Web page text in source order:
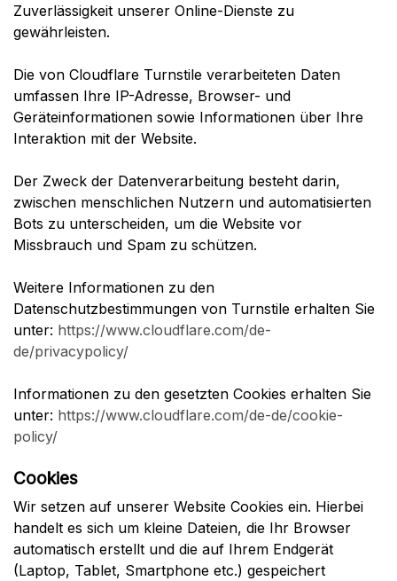
Zuverlässigkeit unserer Online-Dienste zu
gewährleisten.
Die von Cloudflare Turnstile verarbeiteten Daten
umfassen Ihre IP-Adresse, Browser- und
Geräteinformationen sowie Informationen über Ihre
Interaktion mit der Website.
Der Zweck der Datenverarbeitung besteht darin,
zwischen menschlichen Nutzern und automatisierten
Bots zu unterscheiden, um die Website vor
Missbrauch und Spam zu schützen.
Weitere Informationen zu den
Datenschutzbestimmungen von Turnstile erhalten Sie
unter: https://www.cloudflare.com/de-
de/privacypolicy/
Informationen zu den gesetzten Cookies erhalten Sie
unter: https://www.cloudflare.com/de-de/cookie-
policy/
Cookies
Wir setzen auf unserer Website Cookies ein. Hierbei
handelt es sich um kleine Dateien, die Ihr Browser
automatisch erstellt und die auf Ihrem Endgerät
(Laptop, Tablet, Smartphone etc.) gespeichert